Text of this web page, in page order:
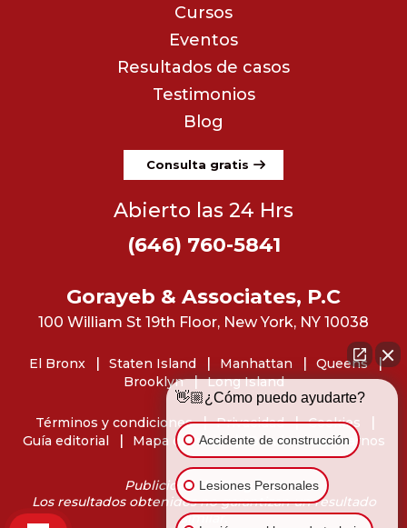
Cursos
Eventos
Resultados de casos
Testimonios
Blog
Consulta gratis
Abierto las 24 Hrs
(646) 760-5841
Gorayeb & Associates, P.C
100 William St 19th Floor, New York, NY 10038
Publicidad de abogados
Los resultados obtenidos no garantizan un resultado
similar.
El Bronx Staten Island Manhattan
Queens
Brooklyn
Long Island
Términos y condiciones Privacidad
Cookies
Guía editorial
Mapa del sitio Dónde encontrarnos
👋🏼¿Cómo puedo ayudarte?
Accidente de construcción
Lesiones Personales